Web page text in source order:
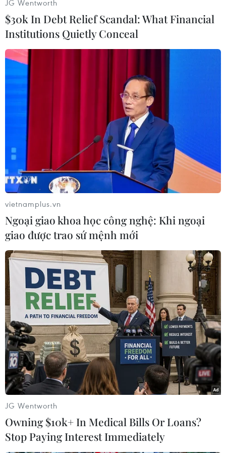
Ban Nha.
Được coi là một trongnhững diễn đàn quan
trọng trong quan hệ giữa Mỹ Latinh và châu Âu,
Hộinghị thượng đỉnh Mỹ Latinh-Iberia được
thành lập năm 1991 và hiện có22 nước thành
viên chính thức. Từ năm 2009, Philippines và
Guinea Xích đạocũng tham dự với tư cách đối
tác, trong khi Timor Leste, Haiti,
Belize,Morocco, Bỉ và Italy cũng đang đề nghị
được tham gia cuộc gặp cấp caonày./.
(TTXVN/Vietnam+)
#Hội nghị Mỹ Latinh-Iberia
#Tuyên bố chung
#Vai trò Nhà nước
#Suy thoái kinh tế Mỹ
Theo dõi VietnamPlus
JG Wentworth
$30k In Debt Relief Scandal: What Financial
Institutions Quietly Conceal
vietnamplus.vn
Ngoại giao khoa học công nghệ: Khi ngoại
giao được trao sứ mệnh mới
JG Wentworth
Owning $10k+ In Medical Bills Or Loans?
Stop Paying Interest Immediately